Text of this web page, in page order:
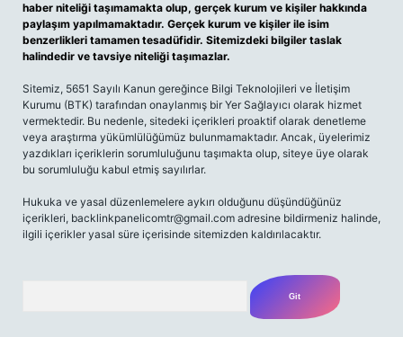
haber niteliği taşımamakta olup, gerçek kurum ve kişiler hakkında
paylaşım yapılmamaktadır. Gerçek kurum ve kişiler ile isim
benzerlikleri tamamen tesadüfidir. Sitemizdeki bilgiler taslak
halindedir ve tavsiye niteliği taşımazlar.
Sitemiz, 5651 Sayılı Kanun gereğince Bilgi Teknolojileri ve İletişim
Kurumu (BTK) tarafından onaylanmış bir Yer Sağlayıcı olarak hizmet
vermektedir. Bu nedenle, sitedeki içerikleri proaktif olarak denetleme
veya araştırma yükümlülüğümüz bulunmamaktadır. Ancak, üyelerimiz
yazdıkları içeriklerin sorumluluğunu taşımakta olup, siteye üye olarak
bu sorumluluğu kabul etmiş sayılırlar.
Hukuka ve yasal düzenlemelere aykırı olduğunu düşündüğünüz
içerikleri, backlinkpanelicomtr@gmail.com adresine bildirmeniz halinde,
ilgili içerikler yasal süre içerisinde sitemizden kaldırılacaktır.